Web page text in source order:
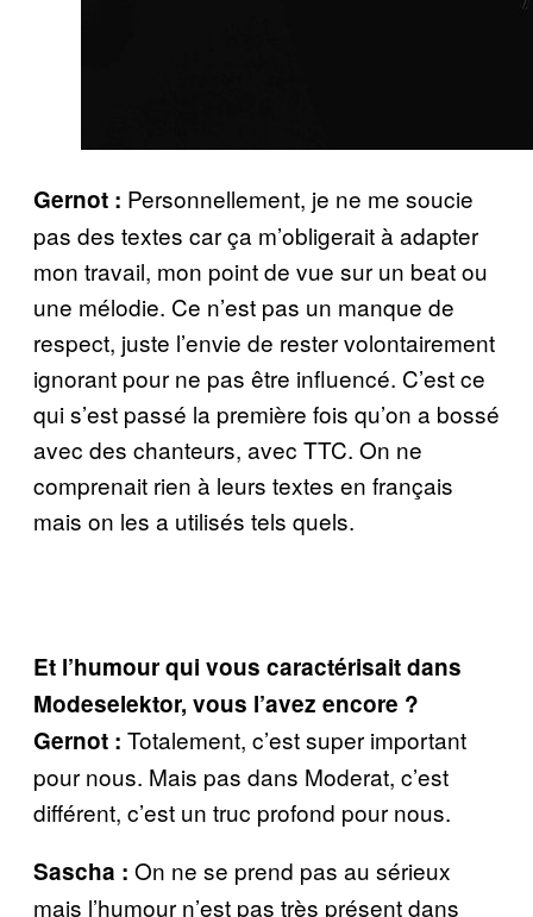
Gernot : Personnellement, je ne me soucie
pas des textes car ça m’obligerait à adapter
mon travail, mon point de vue sur un beat ou
une mélodie. Ce n’est pas un manque de
respect, juste l’envie de rester volontairement
ignorant pour ne pas être influencé. C’est ce
qui s’est passé la première fois qu’on a bossé
avec des chanteurs, avec TTC. On ne
comprenait rien à leurs textes en français
mais on les a utilisés tels quels.
Et l’humour qui vous caractérisait dans
Modeselektor, vous l’avez encore ?
Gernot : Totalement, c’est super important
pour nous. Mais pas dans Moderat, c’est
différent, c’est un truc profond pour nous.
Sascha : On ne se prend pas au sérieux
mais l’humour n’est pas très présent dans